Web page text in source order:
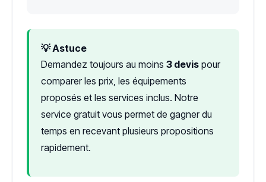
💡 Astuce
Demandez toujours au moins 3 devis pour
comparer les prix, les équipements
proposés et les services inclus. Notre
service gratuit vous permet de gagner du
temps en recevant plusieurs propositions
rapidement.